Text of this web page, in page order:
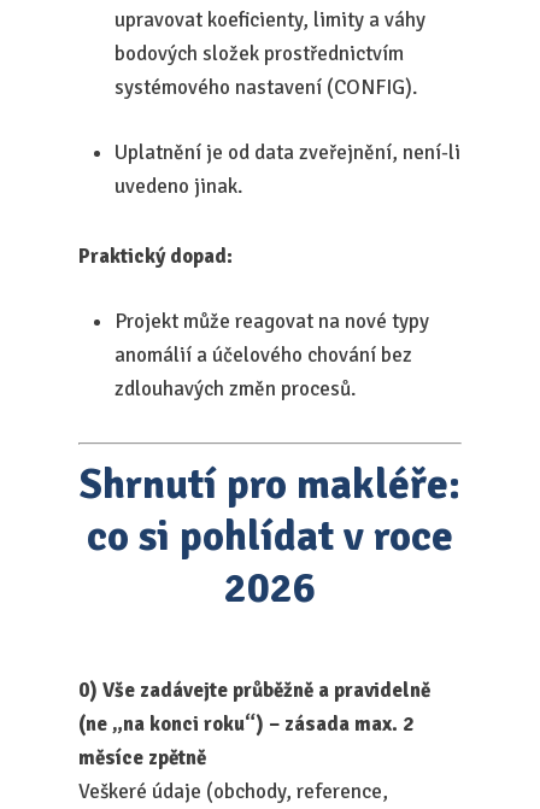
upravovat koeficienty, limity a váhy
bodových složek prostřednictvím
systémového nastavení (CONFIG).
Uplatnění je od data zveřejnění, není-li
uvedeno jinak.
Praktický dopad:
Projekt může reagovat na nové typy
anomálií a účelového chování bez
zdlouhavých změn procesů.
Shrnutí pro makléře:
co si pohlídat v roce
2026
0) Vše zadávejte průběžně a pravidelně
(ne „na konci roku“) – zásada max. 2
měsíce zpětně
Veškeré údaje (obchody, reference,